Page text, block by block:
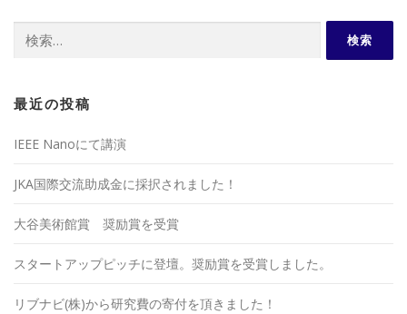
索:
最近の投稿
IEEE Nanoにて講演
JKA国際交流助成金に採択されました！
大谷美術館賞 奨励賞を受賞
スタートアップピッチに登壇。奨励賞を受賞しました。
リブナビ(株)から研究費の寄付を頂きました！